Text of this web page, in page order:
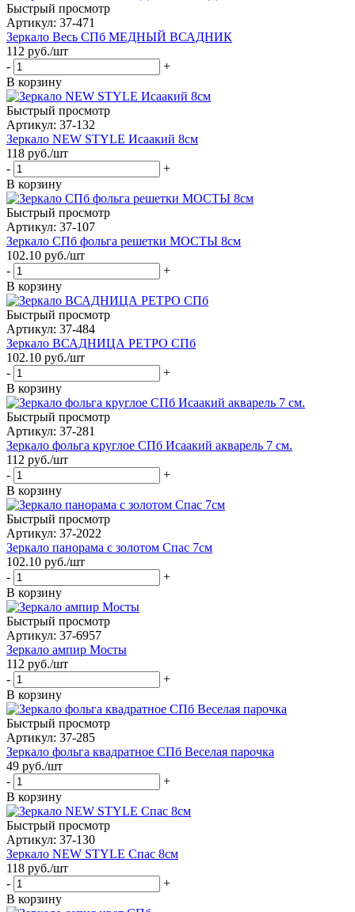
Быстрый просмотр
Артикул: 37-471
Зеркало Весь СПб МЕДНЫЙ ВСАДНИК
112 руб./шт
-
+
В корзину
Быстрый просмотр
Артикул: 37-132
Зеркало NEW STYLE Исаакий 8см
118 руб./шт
-
+
В корзину
Быстрый просмотр
Артикул: 37-107
Зеркало СПб фольга решетки МОСТЫ 8см
102.10 руб./шт
-
+
В корзину
Быстрый просмотр
Артикул: 37-484
Зеркало ВСАДНИЦА РЕТРО СПб
102.10 руб./шт
-
+
В корзину
Быстрый просмотр
Артикул: 37-281
Зеркало фольга круглое СПб Исаакий акварель 7 см.
112 руб./шт
-
+
В корзину
Быстрый просмотр
Артикул: 37-2022
Зеркало панорама с золотом Спас 7см
102.10 руб./шт
-
+
В корзину
Быстрый просмотр
Артикул: 37-6957
Зеркало ампир Мосты
112 руб./шт
-
+
В корзину
Быстрый просмотр
Артикул: 37-285
Зеркало фольга квадратное СПб Веселая парочка
49 руб./шт
-
+
В корзину
Быстрый просмотр
Артикул: 37-130
Зеркало NEW STYLE Спас 8см
118 руб./шт
-
+
В корзину